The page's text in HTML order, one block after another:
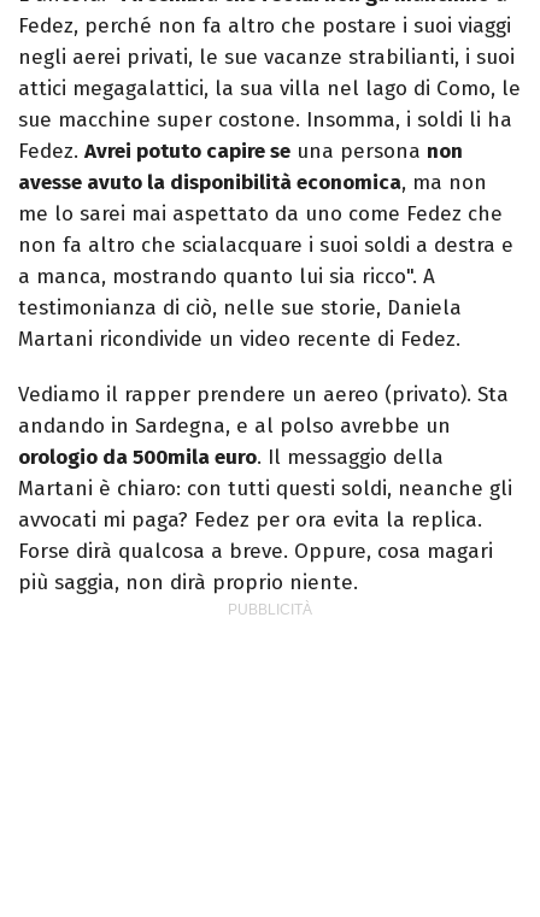
Fedez, perché non fa altro che postare i suoi viaggi
negli aerei privati, le sue vacanze strabilianti, i suoi
attici megagalattici, la sua villa nel lago di Como, le
sue macchine super costone. Insomma, i soldi li ha
Fedez. Avrei potuto capire se una persona non
avesse avuto la disponibilità economica, ma non
me lo sarei mai aspettato da uno come Fedez che
non fa altro che scialacquare i suoi soldi a destra e
a manca, mostrando quanto lui sia ricco". A
testimonianza di ciò, nelle sue storie, Daniela
Martani ricondivide un video recente di Fedez.
Vediamo il rapper prendere un aereo (privato). Sta
andando in Sardegna, e al polso avrebbe un
orologio da 500mila euro. Il messaggio della
Martani è chiaro: con tutti questi soldi, neanche gli
avvocati mi paga? Fedez per ora evita la replica.
Forse dirà qualcosa a breve. Oppure, cosa magari
più saggia, non dirà proprio niente.